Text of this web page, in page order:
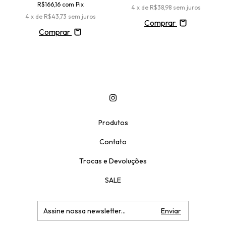
R$166,16 com Pix
4 x de R$43,73 sem juros
Comprar
4 x de R$38,98 sem juros
Comprar
Produtos
Contato
Trocas e Devoluções
SALE